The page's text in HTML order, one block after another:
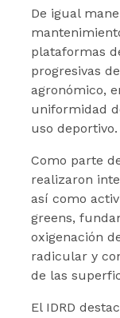
De igual
plataformas
progresivas
agronómico,
uniformidad
uso deportivo.
Como parte
realizaron
así como
greens,
oxigenación
radicular y
de las
El IDRD